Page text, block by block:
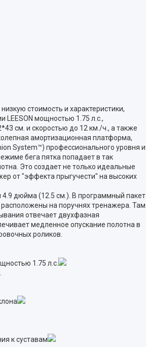
стоимость и характеристики,
LEESON мощностью 1.75 л.с.,
см. и скоростью до 12 км./ч., а также
амортизационная платформа,
System™) профессионального уровня и
бега пятка попадает в так
Это создает не только идеальные
от "эффекта прыгучести" на высоких
дюйма (12.5 см.). В программный пакет
на поручнях тренажера. Там
отвечает двухфазная
медленное опускание полотна в
роликов.